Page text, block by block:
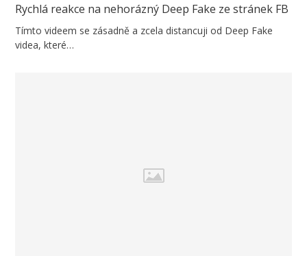
Rychlá reakce na nehorázný Deep Fake ze stránek FB
Tímto videem se zásadně a zcela distancuji od Deep Fake
videa, které…